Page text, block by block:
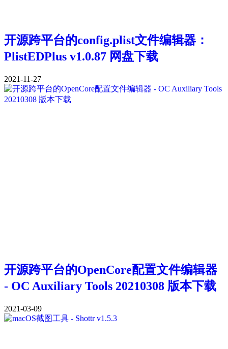
开源跨平台的config.plist文件编辑器：
PlistEDPlus v1.0.87 网盘下载
2021-11-27
开源跨平台的OpenCore配置文件编辑器
- OC Auxiliary Tools 20210308 版本下载
2021-03-09